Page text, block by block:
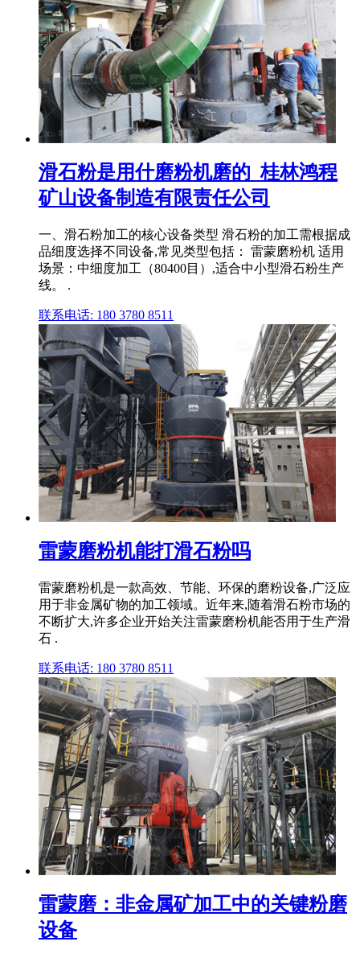
滑石粉是用什磨粉机磨的_桂林鸿程
矿山设备制造有限责任公司
一、滑石粉加工的核心设备类型 滑石粉的加工需根据成
品细度选择不同设备,常见类型包括： 雷蒙磨粉机 适用
场景：中细度加工（80400目）,适合中小型滑石粉生产
线。 .
联系电话: 180 3780 8511
雷蒙磨粉机能打滑石粉吗
雷蒙磨粉机是一款高效、节能、环保的磨粉设备,广泛应
用于非金属矿物的加工领域。近年来,随着滑石粉市场的
不断扩大,许多企业开始关注雷蒙磨粉机能否用于生产滑
石 .
联系电话: 180 3780 8511
雷蒙磨：非金属矿加工中的关键粉磨
设备